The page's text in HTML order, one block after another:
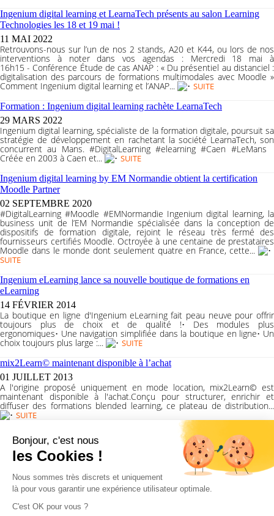
Bonjour, c'est nous
les Cookies !
Nous sommes très discrets et uniquement
là pour vous garantir une expérience utilisateur optimale.
C'est OK pour vous ?
Ingenium digital learning et LearnaTech présents au salon Learning
Technologies les 18 et 19 mai !
11 MAI 2022
Retrouvons-nous sur l’un de nos 2 stands, A20 et K44, ou lors de nos
interventions à noter dans vos agendas : Mercredi 18 mai à
16h15 - Conférence Étude de cas ANAP : « Du présentiel au distanciel :
digitalisation des parcours de formations multimodales avec Moodle »
Comment Ingenium digital learning et l’ANAP... SUITE
Formation : Ingenium digital learning rachète LearnaTech
29 MARS 2022
Ingenium digital learning, spécialiste de la formation digitale, poursuit sa
stratégie de développement en rachetant la société LearnaTech, son
concurrent au Mans. #DigitalLearning #elearning #Caen #LeMans
Créée en 2003 à Caen et... SUITE
Ingenium digital learning by EM Normandie obtient la certification
Moodle Partner
02 SEPTEMBRE 2020
#DigitalLearning #Moodle #EMNormandie Ingenium digital learning, la
business unit de l’EM Normandie spécialisée dans la conception de
dispositifs de formation digitale, rejoint le réseau très fermé des
fournisseurs certifiés Moodle. Octroyée à une centaine de prestataires
Moodle dans le monde dont seulement quatre en France, cette...
SUITE
Ingenium eLearning lance sa nouvelle boutique de formations en
eLearning
14 FÉVRIER 2014
La boutique en ligne d'Ingenium eLearning fait peau neuve pour offrir
toujours plus de choix et de qualité !• Des modules plus
ergonomiques• Une navigation simplifiée dans la boutique en ligne• Un
choix toujours plus large :... SUITE
mix2Learn© maintenant disponible à l’achat
01 JUILLET 2013
A l'origine proposé uniquement en mode location, mix2Learn© est
maintenant disponible à l'achat.Conçu pour structurer, enrichir et
diffuser des formations blended learning, ce plateau de distribution...
SUITE
mix2Learn ou comment impliquer davantage les stagiaires dans des
parcours de formation blended Learning ?
14 DÉCEMBRE 2012
Ingenium-eLearning apporte des réponses innovantes, à la pointe des
usages et des tendances de la formation médiatisée : mix2Learn,
nouveau produit proposé par Ingenium-eLearning, est une solution
formation blended Learning. mix2Learn est un plateau de jeu...